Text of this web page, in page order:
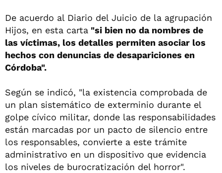
De acuerdo al Diario del Juicio de la agrupación
Hijos, en esta carta "si bien no da nombres de
las víctimas, los detalles permiten asociar los
hechos con denuncias de desapariciones en
Córdoba".
Según se indicó, "la existencia comprobada de
un plan sistemático de exterminio durante el
golpe cívico militar, donde las responsabilidades
están marcadas por un pacto de silencio entre
los responsables, convierte a este trámite
administrativo en un dispositivo que evidencia
los niveles de burocratización del horror".